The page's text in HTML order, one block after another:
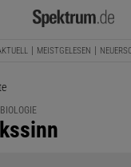
MEISTGELESEN